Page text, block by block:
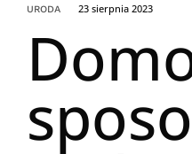
URODA 23 sierpnia 2023